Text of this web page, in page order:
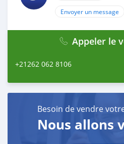
Envoyer un message
Appeler le
+21262 062 8106
Besoin de vendre
Nous allons